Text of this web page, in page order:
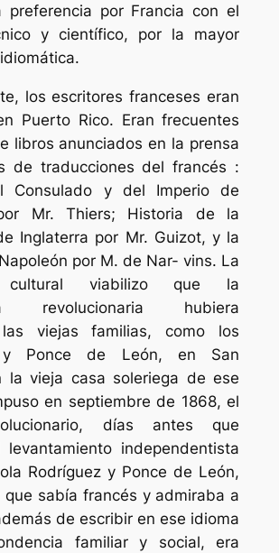
preferencia por Francia con el
y científico, por la mayor
los escritores franceses eran
Puerto Rico. Eran frecuentes
libros anunciados en la prensa
de traducciones del francés :
Consulado y del Imperio de
Mr. Thiers; Historia de la
Inglaterra por Mr. Guizot, y la
por M. de Nar- vins. La
cultural viabilizo que la
revolucionaria hubiera
las viejas familias, como los
y Ponce de León, en San
la vieja casa soleriega de ese
en septiembre de 1868, el
días antes que
levantamiento independentista
Rodríguez y Ponce de León,
que sabía francés y admiraba a
de escribir en ese idioma
familiar y social, era